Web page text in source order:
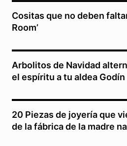
Cositas que no deben
Room’
Arbolitos de Navidad
el espíritu a tu aldea Godín
20 Piezas de joyería que
de la fábrica de la madre